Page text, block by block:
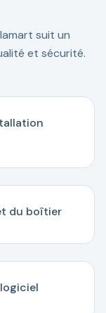
suit un
et sécurité.
du boîtier